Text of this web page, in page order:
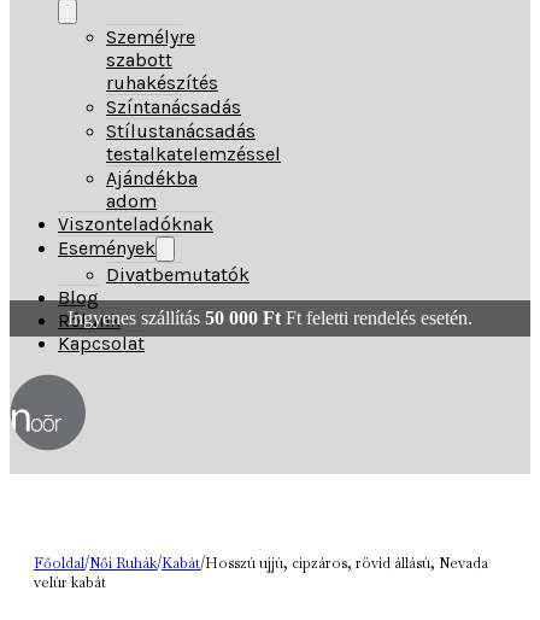
Személyre
szabott
ruhakészítés
Színtanácsadás
Stílustanácsadás
testalkatelemzéssel
Ajándékba
adom
Viszonteladóknak
Események
Divatbemutatók
Blog
Rólunk
Kapcsolat
Ingyenes szállítás 50 000 Ft Ft feletti rendelés esetén.
Főoldal/Női Ruhák/Kabát/Hosszú ujjú, cipzáros, rövid állású, Nevada
velúr kabát